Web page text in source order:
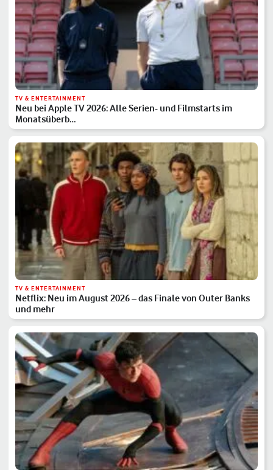
TV & ENTERTAINMENT
Neu bei Apple TV 2026: Alle Serien- und Filmstarts im
Monatsüberb…
TV & ENTERTAINMENT
Netflix: Neu im August 2026 – das Finale von Outer Banks
und mehr